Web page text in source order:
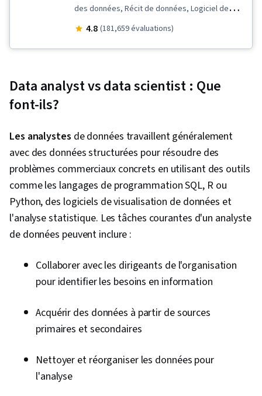
des données, Récit de données, Logiciel de
tableur, R (logiciel), Communication avec les
Présence sur le web, Présentation des
données, Analyse des données, Ggplot2,
Programmation orientée objet (POO), Gestion
des fichiers, Éthique des données, Rmarkdown,
Programmation Python, NumPy, Pandas
(paquetage Python), Scripting, Analyse,
Manipulation de données, Compétences
analytiques, Principes de programmation,
informatique, SQL, Prise de décision fondée sur
des données, Partage des données, Logiciel de
Transformation des données, Qualité des
données, Intégrité des données, Détermination
de la taille de l'échantillon, Outils d'ingénierie
rapide, Développement professionnel, L'image
4.8 (181,659 évaluations)
Data analyst vs data scientist : Que
font-ils?
Les analystes de données travaillent généralement
avec des données structurées pour résoudre des
problèmes commerciaux concrets en utilisant des outils
comme les langages de programmation SQL, R ou
Python, des logiciels de visualisation de données et
l'analyse statistique. Les tâches courantes d'un analyste
de données peuvent inclure :
Collaborer avec les dirigeants de l'organisation
pour identifier les besoins en information
Acquérir des données à partir de sources
primaires et secondaires
Nettoyer et réorganiser les données pour
l'analyse